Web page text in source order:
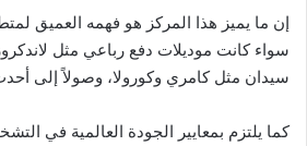
إن ما يميز هذا المركز هو فهمه العميق
سواء كانت موديلات دفع رباعي مثل
سيدان مثل كامري وكورولا، وصولاً إلى
كما يلتزم بمعايير الجودة العالمية في